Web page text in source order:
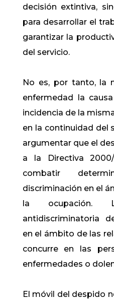
decisión extintiva,
para desarrollar el
garantizar la
del servicio.
No es, por tanto, la
enfermedad la
incidencia de la
en la continuidad del
argumentar que el
a la Directiva
combatir
discriminación en el
la ocupación.
antidiscriminatoria
en el ámbito de las
concurre en las
enfermedades o
El móvil del despido